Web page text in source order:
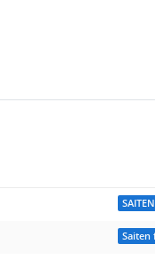
SAITEN
Saiten